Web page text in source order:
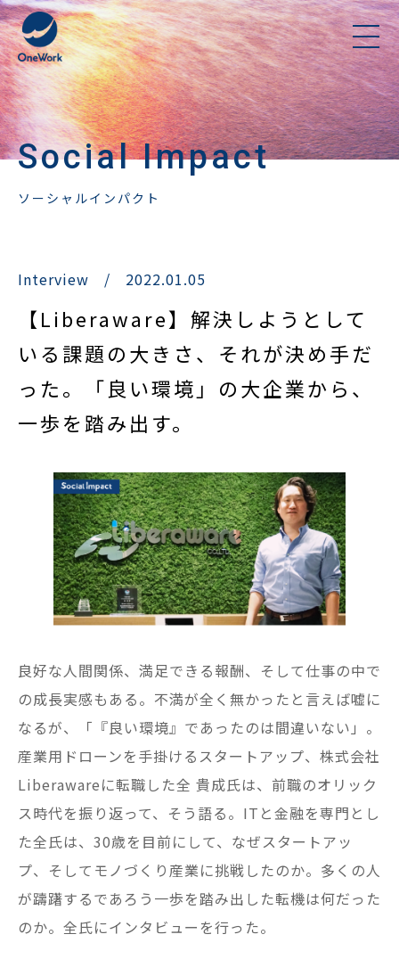
Social Impact
ソーシャルインパクト
Interview / 2022.01.05
【Liberaware】解決しようとして
いる課題の大きさ、それが決め手だ
った。「良い環境」の大企業から、
一歩を踏み出す。
良好な人間関係、満足できる報酬、そして仕事の中で
の成長実感もある。不満が全く無かったと言えば嘘に
なるが、「『良い環境』であったのは間違いない」。
産業用ドローンを手掛けるスタートアップ、株式会社
Liberawareに転職した全 貴成氏は、前職のオリック
ス時代を振り返って、そう語る。ITと金融を専門とし
た全氏は、30歳を目前にして、なぜスタートアッ
プ、そしてモノづくり産業に挑戦したのか。多くの人
が躊躇するであろう一歩を踏み出した転機は何だった
のか。全氏にインタビューを行った。